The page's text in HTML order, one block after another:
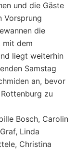
und die Gäste
Vorsprung
die
mit dem
liegt weiterhin
Samstag
an, bevor
zu
Bosch, Carolin
Linda
Christina